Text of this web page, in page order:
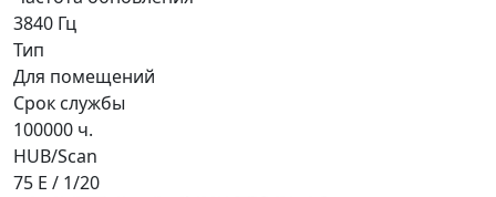
3840 Гц
Тип
Для помещений
Срок службы
100000 ч.
HUB/Scan
75 Е / 1/20